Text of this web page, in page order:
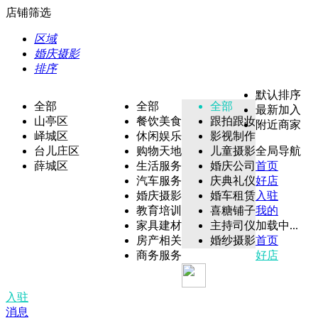
店铺筛选
区域
婚庆摄影
排序
全部
山亭区
峄城区
台儿庄区
薛城区
全部
餐饮美食
休闲娱乐
购物天地
生活服务
汽车服务
婚庆摄影
教育培训
家具建材
房产相关
商务服务
全部
跟拍跟妆
影视制作
儿童摄影
婚庆公司
庆典礼仪
婚车租赁
喜糖铺子
主持司仪
婚纱摄影
默认排序
最新加入
附近商家
全局导航
首页
好店
入驻
我的
加载中...
首页
好店
入驻
消息